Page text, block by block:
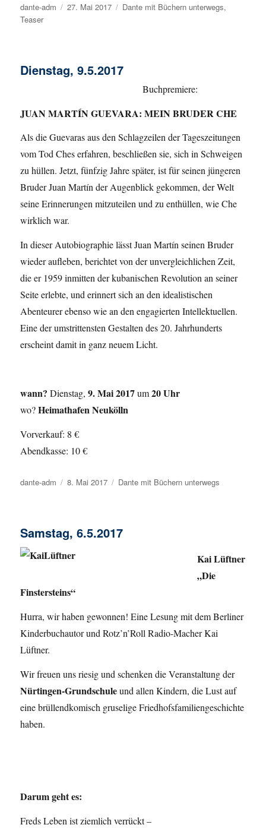
Autor
dante-adm
Veröffentlicht
27. Mai 2017 Kategorien
Dante mit Büchern unterwegs,
Teaser
Dienstag, 9.5.2017
Buchpremiere:
JUAN MARTÍN GUEVARA: MEIN BRUDER CHE
Als die Guevaras aus den Schlagzeilen der Tageszeitungen
vom Tod Ches erfahren, beschließen sie, sich in Schweigen
zu hüllen. Jetzt, fünfzig Jahre später, ist für seinen jüngeren
Bruder Juan Martín der Augenblick gekommen, der Welt
seine Erinnerungen mitzuteilen und zu enthüllen, wie Che
wirklich war.
In dieser Autobiographie lässt Juan Martín seinen Bruder
wieder aufleben, berichtet von der unvergleichlichen Zeit,
die er 1959 inmitten der kubanischen Revolution an seiner
Seite erlebte, und erinnert sich an den idealistischen
Abenteurer ebenso wie an den engagierten Intellektuellen.
Eine der umstrittensten Gestalten des 20. Jahrhunderts
erscheint damit in ganz neuem Licht.
wann? Dienstag,9. Mai 2017um20 Uhr
wo?Heimathafen Neukölln
Vorverkauf: 8 €
Abendkasse: 10 €
Autor
dante-adm
Veröffentlicht
8. Mai 2017 Kategorien
Dante mit Büchern unterwegs
Samstag, 6.5.2017
Kai Lüftner
„Die
Finstersteins“
Hurra, wir haben gewonnen! Eine Lesung mit dem Berliner
Kinderbuchautor und Rotz’n’Roll Radio-Macher Kai
Lüftner.
Wir freuen uns riesig und schenken die Veranstaltung der
Nürtingen-Grundschuleund allen Kindern, die Lust auf
eine brüllendkomisch gruselige Friedhofsfamiliengeschichte
haben.
Darum geht es:
Freds Leben ist ziemlich verrückt –